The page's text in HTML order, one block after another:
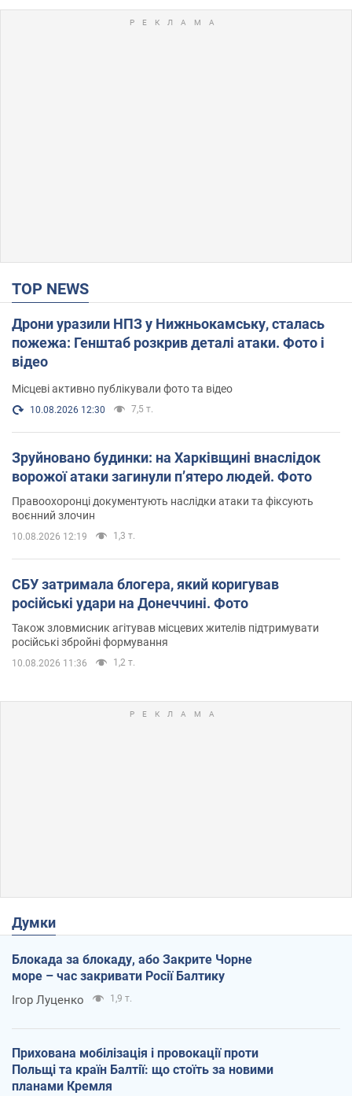
TOP NEWS
Дрони уразили НПЗ у Нижньокамську, сталась
пожежа: Генштаб розкрив деталі атаки. Фото і
відео
Місцеві активно публікували фото та відео
10.08.2026 12:30 7,5 т.
Зруйновано будинки: на Харківщині внаслідок
ворожої атаки загинули п’ятеро людей. Фото
Правоохоронці документують наслідки атаки та фіксують
воєнний злочин
10.08.2026 12:19 1,3 т.
СБУ затримала блогера, який коригував
російські удари на Донеччині. Фото
Також зловмисник агітував місцевих жителів підтримувати
російські збройні формування
10.08.2026 11:36 1,2 т.
Думки
Блокада за блокаду, або Закрите Чорне
море – час закривати Росії Балтику
Ігор Луценко 1,9 т.
Прихована мобілізація і провокації проти
Польщі та країн Балтії: що стоїть за новими
планами Кремля